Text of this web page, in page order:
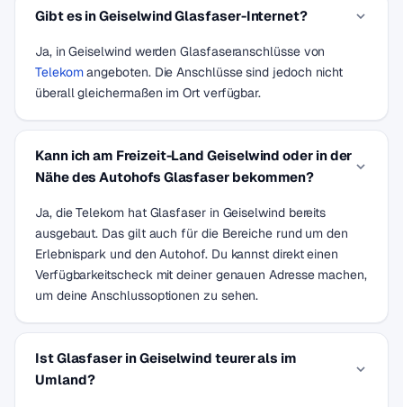
Gibt es in Geiselwind Glasfaser-Internet?
Ja, in Geiselwind werden Glasfaseranschlüsse von
Telekomangeboten. Die Anschlüsse sind jedoch nicht
überall gleichermaßen im Ort verfügbar.
Kann ich am Freizeit-Land Geiselwind oder in der
Nähe des Autohofs Glasfaser bekommen?
Ja, die Telekom hat Glasfaser in Geiselwind bereits
ausgebaut. Das gilt auch für die Bereiche rund um den
Erlebnispark und den Autohof. Du kannst direkt einen
Verfügbarkeitscheck mit deiner genauen Adresse machen,
um deine Anschlussoptionen zu sehen.
Ist Glasfaser in Geiselwind teurer als im
Umland?